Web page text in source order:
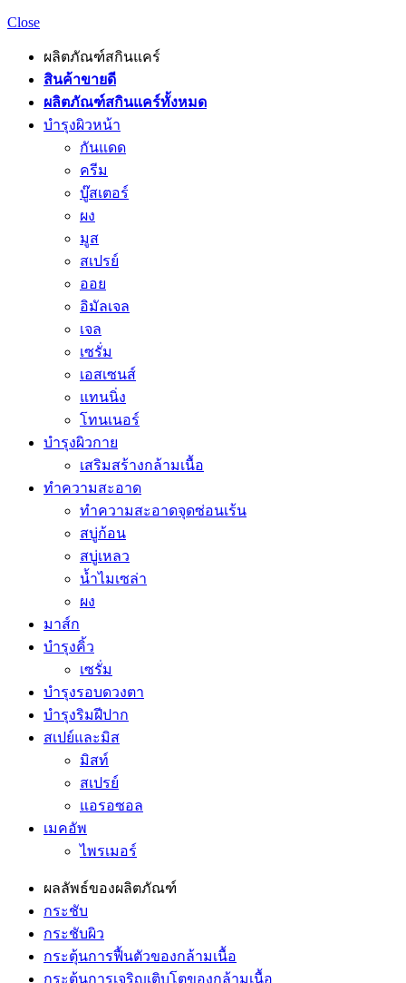
Close
ผลิตภัณฑ์สกินแคร์
สินค้าขายดี
ผลิตภัณฑ์สกินแคร์ทั้งหมด
บำรุงผิวหน้า
กันแดด
ครีม
บู๊สเตอร์
ผง
มูส
สเปรย์
ออย
อิมัลเจล
เจล
เซรั่ม
เอสเซนส์
แทนนิ่ง
โทนเนอร์
บำรุงผิวกาย
เสริมสร้างกล้ามเนื้อ
ทำความสะอาด
ทำความสะอาดจุดซ่อนเร้น
สบู่ก้อน
สบู่เหลว
น้ำไมเซล่า
ผง
มาส์ก
บำรุงคิ้ว
เซรั่ม
บำรุงรอบดวงตา
บำรุงริมฝีปาก
สเปย์และมิส
มิสท์
สเปรย์
แอรอซอล
เมคอัพ
ไพรเมอร์
ผลลัพธ์ของผลิตภัณฑ์
กระชับ
กระชับผิว
กระตุ้นการฟื้นตัวของกล้ามเนื้อ
กระตุ้นการเจริญเติบโตของกล้ามเนื้อ